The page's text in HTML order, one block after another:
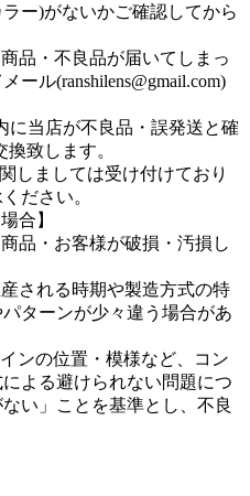
ー)がないかご確認してから
品・不良品が届いてしまっ
ール(ranshilens@gmail.com)
に当店が不良品・誤発送と確
致します。
しましては受け付けており
ださい。
合】
品・お客様が破損・汚損し
される時期や製造方式の特
ターンが少々違う場合があ
ンの位置・模様など、コン
よる避けられない問題につ
い」ことを基準とし、不良